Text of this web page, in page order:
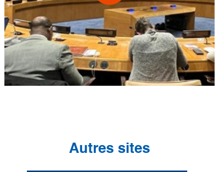
Autres sites